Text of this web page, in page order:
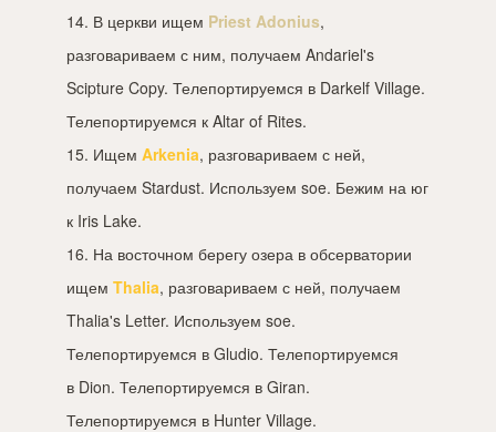
14. В церкви ищем Priest Adonius,
разговариваем с ним, получаем Andariel's
Scipture Copy. Телепортируемся в Darkelf Village.
Телепортируемся к Altar of Rites.
15. Ищем Arkenia, разговариваем с ней,
получаем Stardust. Используем soe. Бежим на юг
к Iris Lake.
16. На восточном берегу озера в обсерватории
ищем Thalia, разговариваем с ней, получаем
Thalia's Letter. Используем soe.
Телепортируемся в Gludio. Телепортируемся
в Dion. Телепортируемся в Giran.
Телепортируемся в Hunter Village.